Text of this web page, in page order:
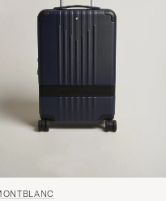
te
activeren
en
een
voor
jou
selectie.